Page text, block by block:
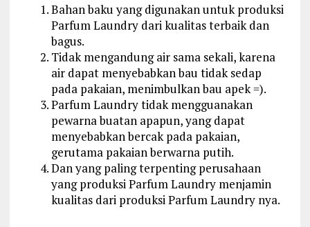
Bahan baku yang digunakan untuk produksi
Parfum Laundry dari kualitas terbaik dan
bagus.
Tidak mengandung air sama sekali, karena
air dapat menyebabkan bau tidak sedap
pada pakaian, menimbulkan bau apek =).
Parfum Laundry tidak mengguanakan
pewarna buatan apapun, yang dapat
menyebabkan bercak pada pakaian,
gerutama pakaian berwarna putih.
Dan yang paling terpenting perusahaan
yang produksi Parfum Laundry menjamin
kualitas dari produksi Parfum Laundry nya.